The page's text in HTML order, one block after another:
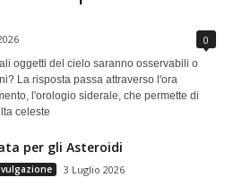
0
oggetti del cielo saranno osservabili o
La risposta passa attraverso l'ora
l'orologio siderale, che permette di
celeste
per gli Asteroidi
3 Luglio 2026